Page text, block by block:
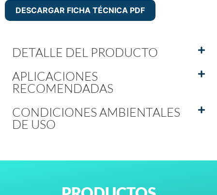
DESCARGAR FICHA TÉCNICA PDF
DETALLE DEL PRODUCTO
APLICACIONES
RECOMENDADAS
CONDICIONES AMBIENTALES
DE USO